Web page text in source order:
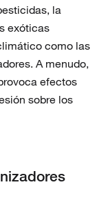
la
exóticas
como las
A menudo,
efectos
sobre los